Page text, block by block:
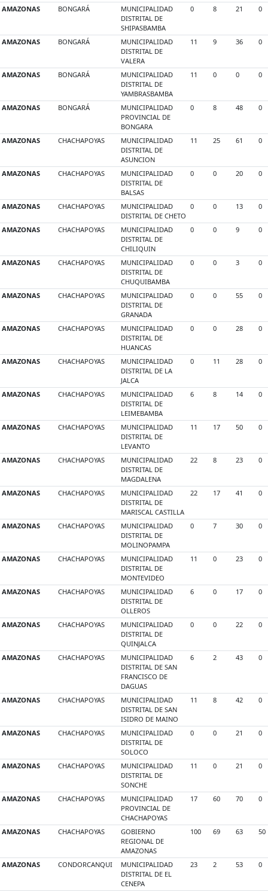
AMAZONAS BONGARÁ
MUNICIPALIDAD
DISTRITAL DE
SHIPASBAMBA
0 8 21 0
AMAZONAS BONGARÁ
MUNICIPALIDAD
DISTRITAL DE
VALERA
11 9 36 0
AMAZONAS BONGARÁ
MUNICIPALIDAD
DISTRITAL DE
YAMBRASBAMBA
11 0 0 0
AMAZONAS BONGARÁ
MUNICIPALIDAD
PROVINCIAL DE
BONGARA
0 8 48 0
AMAZONAS CHACHAPOYAS
MUNICIPALIDAD
DISTRITAL DE
ASUNCION
11 25 61 0
AMAZONAS CHACHAPOYAS
MUNICIPALIDAD
DISTRITAL DE
BALSAS
0 0 20 0
AMAZONAS CHACHAPOYAS
MUNICIPALIDAD
DISTRITAL DE CHETO
0 0 13 0
AMAZONAS CHACHAPOYAS
MUNICIPALIDAD
DISTRITAL DE
CHILIQUIN
0 0 9 0
AMAZONAS CHACHAPOYAS
MUNICIPALIDAD
DISTRITAL DE
CHUQUIBAMBA
0 0 3 0
AMAZONAS CHACHAPOYAS
MUNICIPALIDAD
DISTRITAL DE
GRANADA
0 0 55 0
AMAZONAS CHACHAPOYAS
MUNICIPALIDAD
DISTRITAL DE
HUANCAS
0 0 28 0
AMAZONAS CHACHAPOYAS
MUNICIPALIDAD
DISTRITAL DE LA
JALCA
0 11 28 0
AMAZONAS CHACHAPOYAS
MUNICIPALIDAD
DISTRITAL DE
LEIMEBAMBA
6 8 14 0
AMAZONAS CHACHAPOYAS
MUNICIPALIDAD
DISTRITAL DE
LEVANTO
11 17 50 0
AMAZONAS CHACHAPOYAS
MUNICIPALIDAD
DISTRITAL DE
MAGDALENA
22 8 23 0
AMAZONAS CHACHAPOYAS
MUNICIPALIDAD
DISTRITAL DE
MARISCAL CASTILLA
22 17 41 0
AMAZONAS CHACHAPOYAS
MUNICIPALIDAD
DISTRITAL DE
MOLINOPAMPA
0 7 30 0
AMAZONAS CHACHAPOYAS
MUNICIPALIDAD
DISTRITAL DE
MONTEVIDEO
11 0 23 0
AMAZONAS CHACHAPOYAS
MUNICIPALIDAD
DISTRITAL DE
OLLEROS
6 0 17 0
AMAZONAS CHACHAPOYAS
MUNICIPALIDAD
DISTRITAL DE
QUINJALCA
0 0 22 0
AMAZONAS CHACHAPOYAS
MUNICIPALIDAD
DISTRITAL DE SAN
FRANCISCO DE
DAGUAS
6 2 43 0
AMAZONAS CHACHAPOYAS
MUNICIPALIDAD
DISTRITAL DE SAN
ISIDRO DE MAINO
11 8 42 0
AMAZONAS CHACHAPOYAS
MUNICIPALIDAD
DISTRITAL DE
SOLOCO
0 0 21 0
AMAZONAS CHACHAPOYAS
MUNICIPALIDAD
DISTRITAL DE
SONCHE
11 0 21 0
AMAZONAS CHACHAPOYAS
MUNICIPALIDAD
PROVINCIAL DE
CHACHAPOYAS
17 60 70 0
AMAZONAS CHACHAPOYAS
GOBIERNO
REGIONAL DE
AMAZONAS
100 69 63 50
AMAZONAS CONDORCANQUI
MUNICIPALIDAD
DISTRITAL DE EL
CENEPA
23 2 53 0